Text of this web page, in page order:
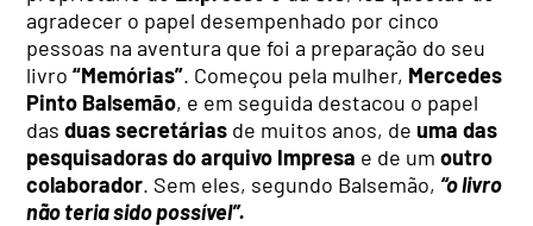
agradecer o papel desempenhado por cinco
pessoas na aventura que foi a preparação do seu
livro“Memórias”. Começou pela mulher, Mercedes
Pinto Balsemão, e em seguida destacou o papel
dasduas secretárias de muitos anos, deuma das
pesquisadoras do arquivo Impresa e de umoutro
colaborador. Sem eles, segundo Balsemão, “o livro
não teria sido possível”.